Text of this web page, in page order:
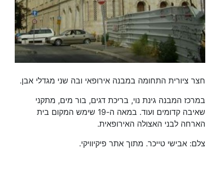
חצר ציורית התחומה במבנה אירופאי ובה שני מגדלי אבן.
במרכז המבנה גינת נוי, בריכת דגים, בור מים, מתקני
שאיבה קדומים ועוד. במאה ה-19 שימש המקום בית
הארחה לבני האצולה האירופאית.
צלם: אבישי טייכר. מתוך אתר פיקיוויקי.